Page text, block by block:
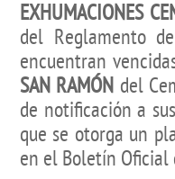
EXHUMACIONES
del Reglamento
encuentran
SAN RAMÓN del
de notificación a
que se otorga un
en el Boletín Oficial